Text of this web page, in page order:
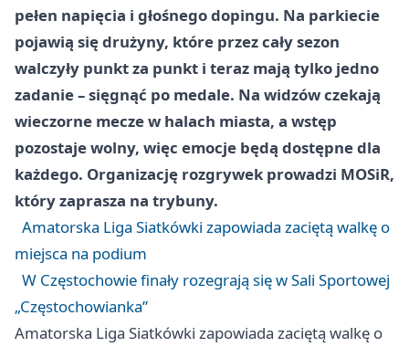
pełen napięcia i głośnego dopingu. Na parkiecie
pojawią się drużyny, które przez cały sezon
walczyły punkt za punkt i teraz mają tylko jedno
zadanie – sięgnąć po medale. Na widzów czekają
wieczorne mecze w halach miasta, a wstęp
pozostaje wolny, więc emocje będą dostępne dla
każdego. Organizację rozgrywek prowadzi MOSiR,
który zaprasza na trybuny.
Amatorska Liga Siatkówki zapowiada zaciętą walkę o
miejsca na podium
W Częstochowie finały rozegrają się w Sali Sportowej
„Częstochowianka”
Amatorska Liga Siatkówki zapowiada zaciętą walkę o